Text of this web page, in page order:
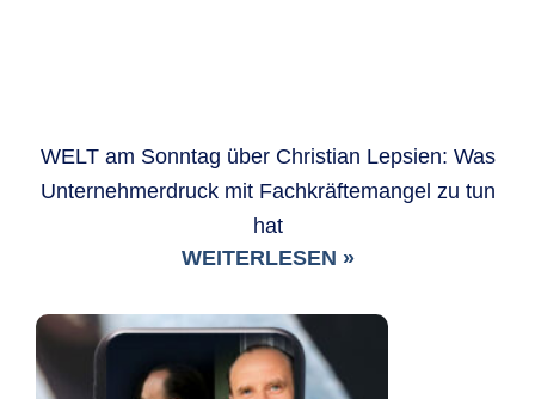
WELT am Sonntag über Christian Lepsien: Was
Unternehmerdruck mit Fachkräftemangel zu tun
hat
WEITERLESEN »